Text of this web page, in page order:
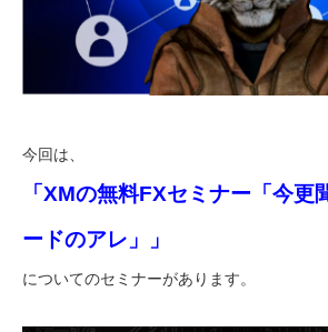
今回は、
「XMの無料FXセミナー「今更
ードのアレ」」
についてのセミナーがあります。